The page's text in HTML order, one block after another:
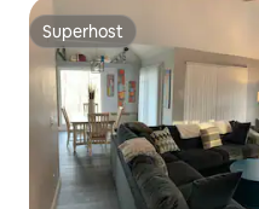
Superhost
Superhost